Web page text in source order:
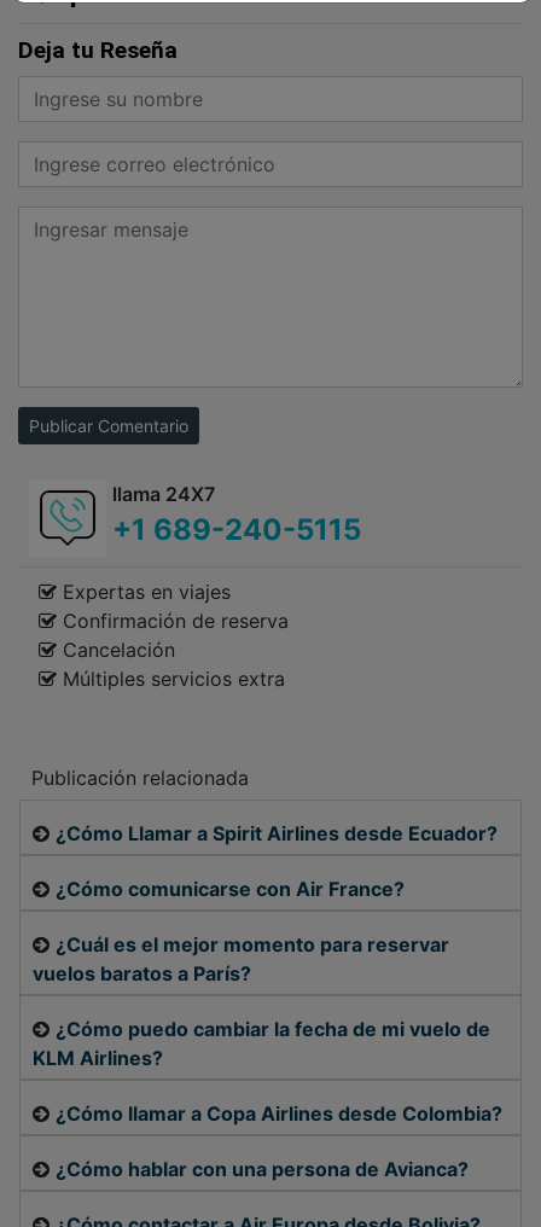
Deja tu Reseña
Publicar Comentario
llama 24X7
+1 689-240-5115
Expertas en viajes
Confirmación de reserva
Cancelación
Múltiples servicios extra
Publicación relacionada
¿Cómo Llamar a Spirit Airlines desde Ecuador?
¿Cómo comunicarse con Air France?
¿Cuál es el mejor momento para reservar
vuelos baratos a París?
¿Cómo puedo cambiar la fecha de mi vuelo de
KLM Airlines?
¿Cómo llamar a Copa Airlines desde Colombia?
¿Cómo hablar con una persona de Avianca?